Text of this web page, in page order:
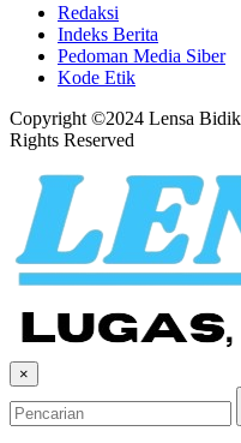
Redaksi
Indeks Berita
Pedoman Media Siber
Kode Etik
Copyright ©2024 Lensa
Rights Reserved
×